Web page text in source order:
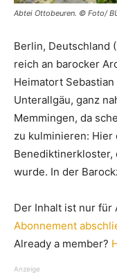
Abtei Ottobeuren. © Foto/
Berlin, Deutschland
reich an barocker
Heimatort
Unterallgäu, ganz
Memmingen, da
zu kulminieren:
Benediktinerkloster,
wurde. In der
Der Inhalt ist nur für
Abonnement
Already a member?
Anzeige